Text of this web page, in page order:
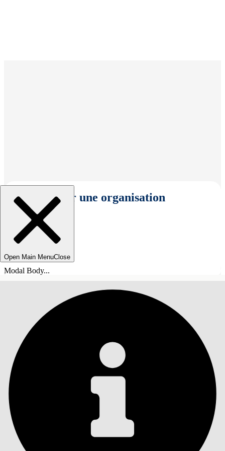
Sélectionner une organisation
Open Main MenuClose
Modal Body...
Table des matières
TABLE DES MATIÈRES